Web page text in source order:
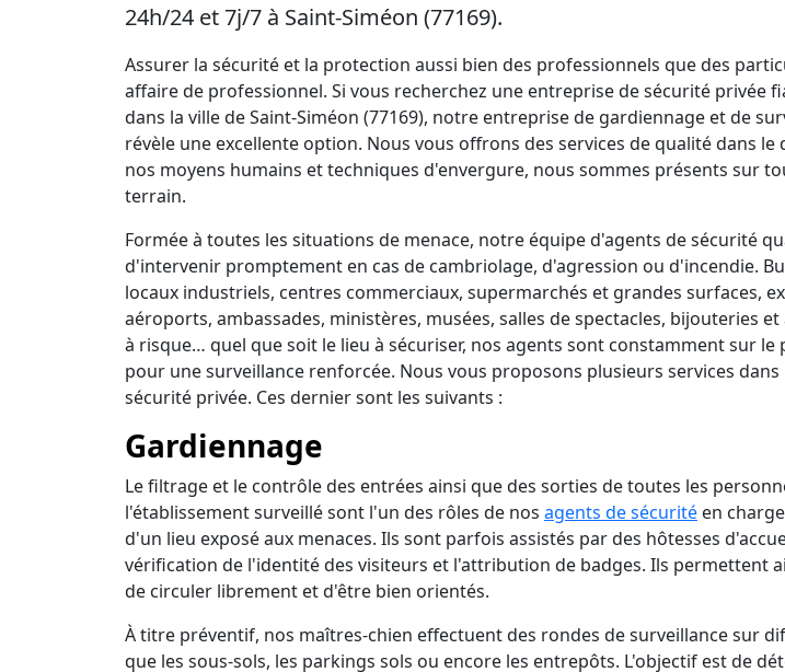
24h/24 et 7j/7 à Saint-Siméon (77169).
Assurer la sécurité et la protection aussi bien des professionnels que des
affaire de professionnel. Si vous recherchez une entreprise de sécurité privée
dans la ville de Saint-Siméon (77169), notre entreprise de gardiennage et de
révèle une excellente option. Nous vous offrons des services de qualité dans le
nos moyens humains et techniques d'envergure, nous sommes présents sur
terrain.
Formée à toutes les situations de menace, notre équipe d'agents de sécurité
d'intervenir promptement en cas de cambriolage, d'agression ou d'incendie.
locaux industriels, centres commerciaux, supermarchés et grandes surfaces,
aéroports, ambassades, ministères, musées, salles de spectacles, bijouteries
à risque… quel que soit le lieu à sécuriser, nos agents sont constamment sur le
pour une surveillance renforcée. Nous vous proposons plusieurs services dans
sécurité privée. Ces dernier sont les suivants :
Gardiennage
Le filtrage et le contrôle des entrées ainsi que des sorties de toutes les
l'établissement surveillé sont l'un des rôles de nos agents de sécurité en
d'un lieu exposé aux menaces. Ils sont parfois assistés par des hôtesses
vérification de l'identité des visiteurs et l'attribution de badges. Ils permettent
de circuler librement et d'être bien orientés.
À titre préventif, nos maîtres-chien effectuent des rondes de surveillance sur
que les sous-sols, les parkings sols ou encore les entrepôts. L'objectif est de